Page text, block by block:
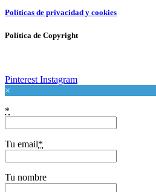
Políticas de privacidad y cookies
Política de Copyright
Pinterest Instagram
×
*
Tu email*
Tu nombre